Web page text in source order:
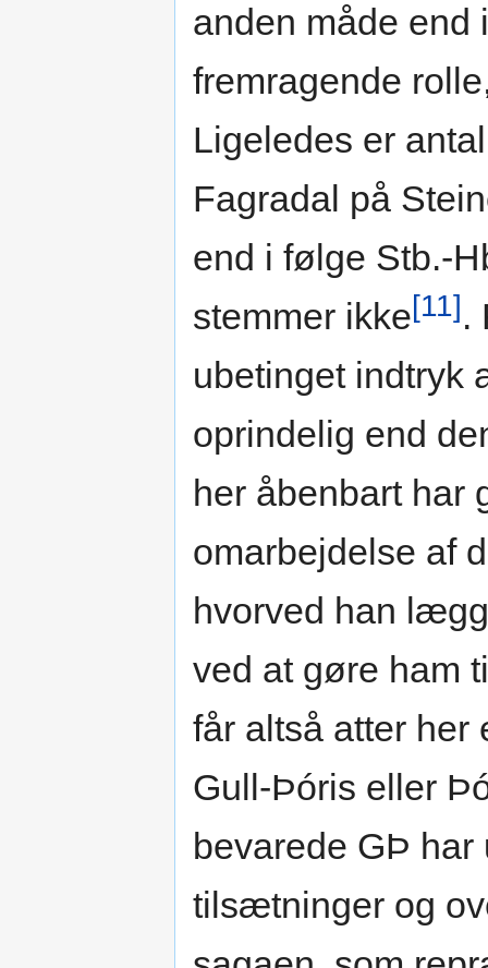
anden måde end
fremragende
Ligeledes er
Fagradal på
end i følge Stb.-
stemmer ikke[11].
ubetinget indtryk
oprindelig end
her åbenbart har
omarbejdelse af
hvorved han
ved at gøre ham
får altså atter
Gull-Þóris eller
bevarede GÞ
tilsætninger og